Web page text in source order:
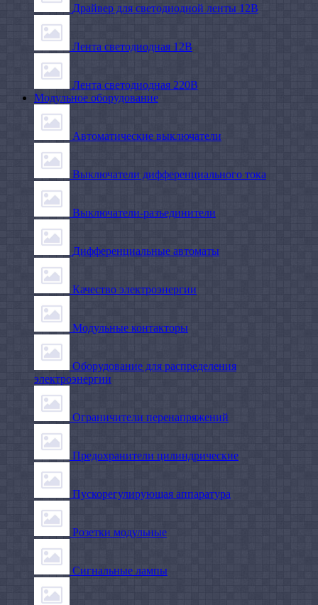
Драйвер для светодиодной ленты 12В
Лента светодиодная 12В
Лента светодиодная 220В
Модульное оборудование
Автоматические выключатели
Выключатели дифференциального тока
Выключатели-разъединители
Дифференциальные автоматы
Качество электроэнергии
Модульные контакторы
Оборудование для распределения
электроэнергии
Ограничители перенапряжений
Предохранители цилиндрические
Пускорегулирующая аппаратура
Розетки модульные
Сигнальные лампы